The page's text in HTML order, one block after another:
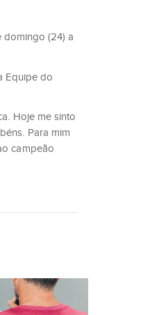
domingo (24) a
Equipe do
Hoje me sinto
Para mim
campeão